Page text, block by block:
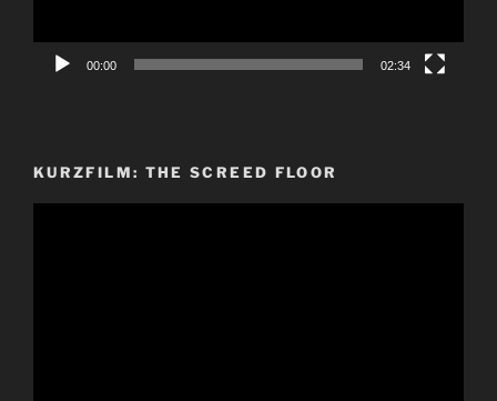
00:00 02:34
KURZFILM: THE SCREED FLOOR